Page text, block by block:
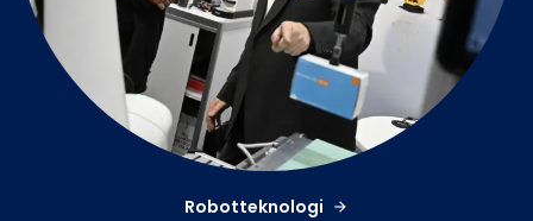
Robotteknologi